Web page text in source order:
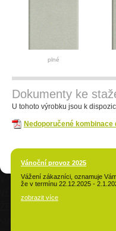
plné
Dokumenty ke
U tohoto výrobku jsou k
Nedoporučené
Vánoční provoz 2025
Vážení zákazníci, oznamuje
že v termínu 22.12.2025 -
zobrazit více